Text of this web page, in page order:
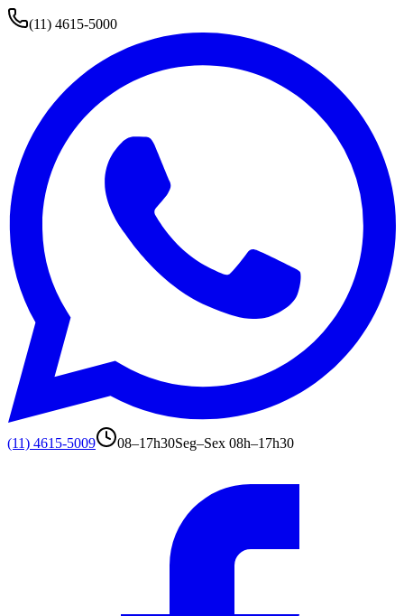
(11) 4615-5000
(11) 4615-5009 08–17h30Seg–Sex 08h–17h30